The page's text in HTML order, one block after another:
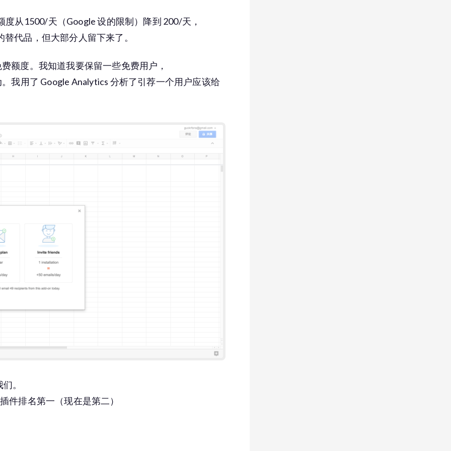
从1500/天（Google 设的限制）降到 200/天，
代品，但大部分人留下来了。
额度。我知道我要保留一些免费用户，
我用了 Google Analytics 分析了引荐一个用户应该给
。
件排名第一（现在是第二）